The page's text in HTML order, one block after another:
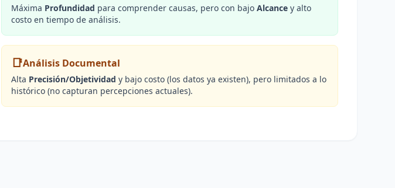
Máxima Profundidad para comprender causas, pero con bajo Alcance y alto
costo en tiempo de análisis.
📑Análisis Documental
Alta Precisión/Objetividad y bajo costo (los datos ya existen), pero limitados a lo
histórico (no capturan percepciones actuales).